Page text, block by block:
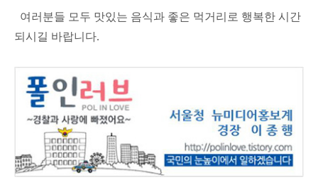
여러분들 모두 맛있는 음식과 좋은 먹거리로 행복한 시간
되시길 바랍니다.